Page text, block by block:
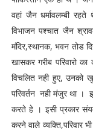
वहां जैन धर्मावलम्बी
विभाजन पश्चात जैन
मंदिर,स्थानक, भवन तोड
खासकर गरीब परिवारो
विचलित नही हुए, उनको
परिवर्तन नही मंजुर था ।
करते हे । इसी प्रकार
करने वाले व्यक्ति,परिवार